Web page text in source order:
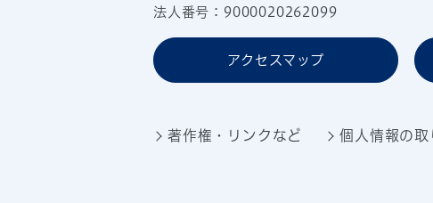
法人番号：9000020262099
アクセスマップ
著作権・リンクなど 個人情報の取